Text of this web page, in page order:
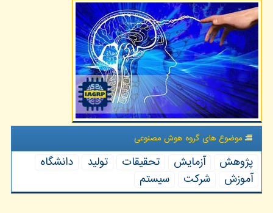
موضوع های گروه هوش مصنوعی
پژوهش آزمایش تحقیقات تولید
دانشگاه
آموزش
شركت سیستم